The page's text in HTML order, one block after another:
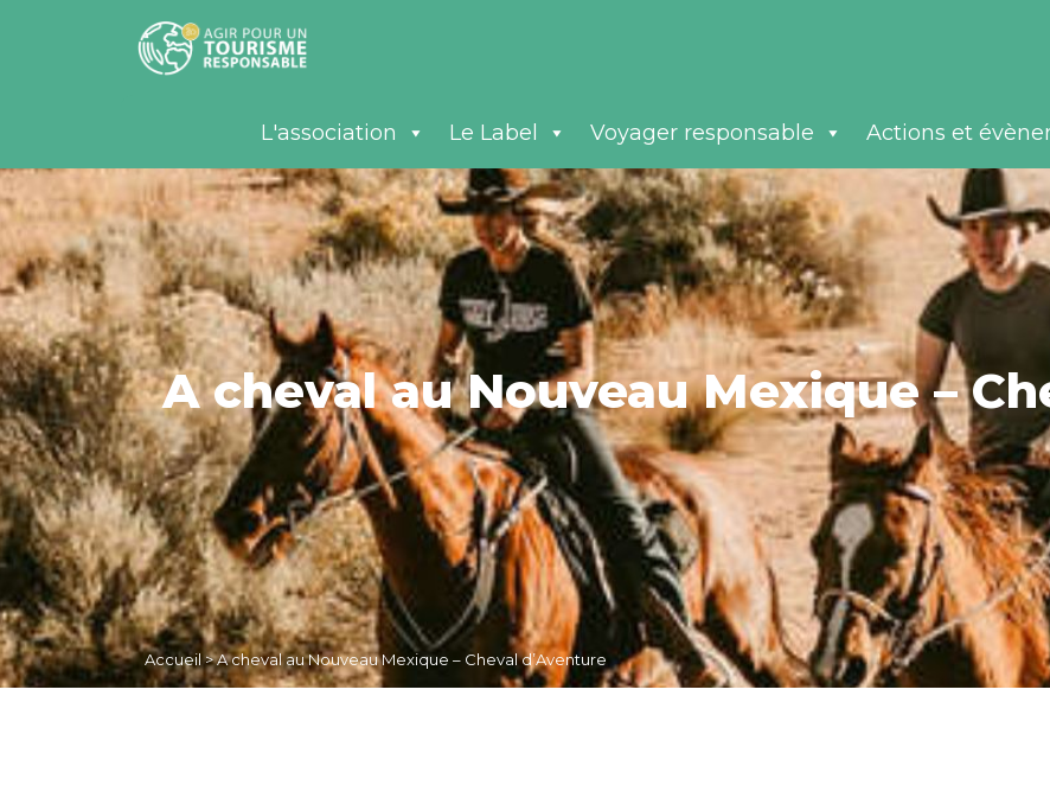
L'association Le Label Voyager responsable Actions et
A cheval au Nouveau Mexique –
Accueil>A cheval au Nouveau Mexique – Cheval d’Aventure